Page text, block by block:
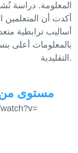
المعلومة. دراسة
أساليب ترابطية
32 مستوى